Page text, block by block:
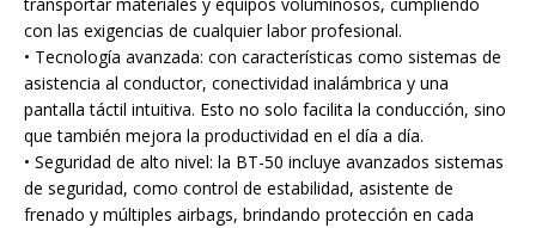
transportar materiales y equipos voluminosos, cumpliendo
con las exigencias de cualquier labor profesional.
• Tecnología avanzada: con características como sistemas de
asistencia al conductor, conectividad inalámbrica y una
pantalla táctil intuitiva. Esto no solo facilita la conducción, sino
que también mejora la productividad en el día a día.
• Seguridad de alto nivel: la BT-50 incluye avanzados sistemas
de seguridad, como control de estabilidad, asistente de
frenado y múltiples airbags, brindando protección en cada